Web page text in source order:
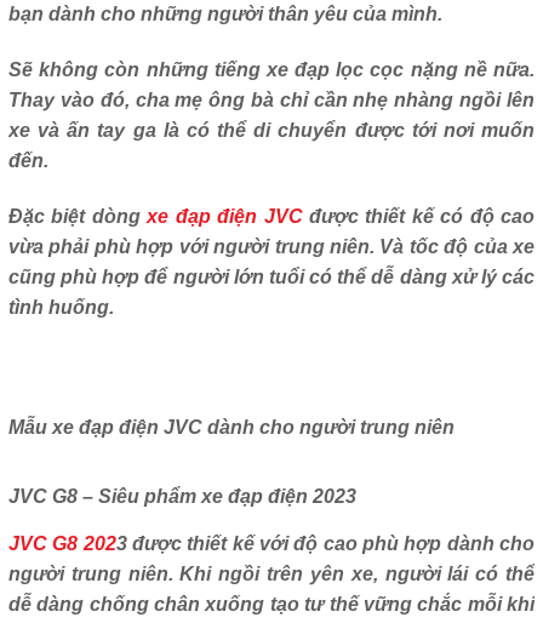
bạn dành cho những người thân yêu của mình.
Sẽ không còn những tiếng xe đạp lọc cọc nặng nề nữa.
Thay vào đó, cha mẹ ông bà chỉ cần nhẹ nhàng ngồi lên
xe và ấn tay ga là có thể di chuyển được tới nơi muốn
đến.
Đặc biệt dòngxe đạp điện JVCđược thiết kế có độ cao
vừa phải phù hợp với người trung niên. Và tốc độ của xe
cũng phù hợp để người lớn tuổi có thể dễ dàng xử lý các
tình huống.
Mẫu xe đạp điện JVC dành cho người trung niên
JVC G8 – Siêu phẩm xe đạp điện 2023
JVC G8 2023 được thiết kế với độ cao phù hợp dành cho
người trung niên. Khi ngồi trên yên xe, người lái có thể
dễ dàng chống chân xuống tạo tư thế vững chắc mỗi khi